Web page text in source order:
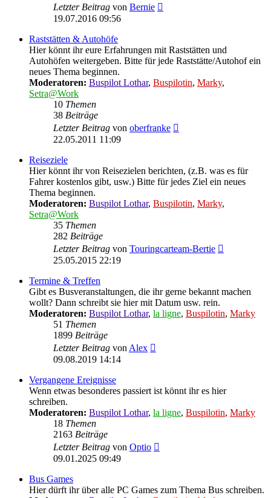
Letzter Beitrag von Bernie
19.07.2016 09:56
Raststätten & Autohöfe
Hier könnt ihr eure Erfahrungen mit Raststätten und
Autohöfen weitergeben. Bitte für jede Raststätte/Autohof ein
neues Thema beginnen.
Moderatoren: Buspilot Lothar, Buspilotin, Marky,
Setra@Work
10 Themen
38 Beiträge
Letzter Beitrag von oberfranke
22.05.2011 11:09
Reiseziele
Hier könnt ihr von Reisezielen berichten, (z.B. was es für
Fahrer kostenlos gibt, usw.) Bitte für jedes Ziel ein neues
Thema beginnen.
Moderatoren: Buspilot Lothar, Buspilotin, Marky,
Setra@Work
35 Themen
282 Beiträge
Letzter Beitrag von Touringcarteam-Bertie
25.05.2015 22:19
Termine & Treffen
Gibt es Busveranstaltungen, die ihr gerne bekannt machen
wollt? Dann schreibt sie hier mit Datum usw. rein.
Moderatoren: Buspilot Lothar, la ligne, Buspilotin, Marky
51 Themen
1899 Beiträge
Letzter Beitrag von Alex
09.08.2019 14:14
Vergangene Ereignisse
Wenn etwas besonderes passiert ist könnt ihr es hier
schreiben.
Moderatoren: Buspilot Lothar, la ligne, Buspilotin, Marky
18 Themen
2163 Beiträge
Letzter Beitrag von Optio
09.01.2025 09:49
Bus Games
Hier dürft ihr über alle PC Games zum Thema Bus schreiben.